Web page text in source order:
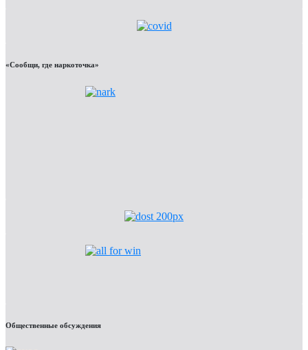
«Сообщи, где наркоточка»
Общественные обсуждения